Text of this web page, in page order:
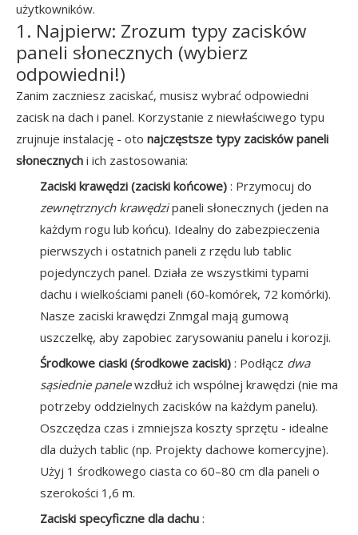
użytkowników.
1. Najpierw: Zrozum typy zacisków
paneli słonecznych (wybierz
odpowiedni!)
Zanim zaczniesz zaciskać, musisz wybrać odpowiedni
zacisk na dach i panel. Korzystanie z niewłaściwego typu
zrujnuje instalację - oto najczęstsze typy zacisków paneli
słonecznych i ich zastosowania:
Zaciski krawędzi (zaciski końcowe) : Przymocuj do
zewnętrznych krawędzipaneli słonecznych (jeden na
każdym rogu lub końcu). Idealny do zabezpieczenia
pierwszych i ostatnich paneli z rzędu lub tablic
pojedynczych panel. Działa ze wszystkimi typami
dachu i wielkościami paneli (60-komórek, 72 komórki).
Nasze zaciski krawędzi Znmgal mają gumową
uszczelkę, aby zapobiec zarysowaniu panelu i korozji.
Środkowe ciaski (środkowe zaciski) : Podłącz dwa
sąsiednie panelewzdłuż ich wspólnej krawędzi (nie ma
potrzeby oddzielnych zacisków na każdym panelu).
Oszczędza czas i zmniejsza koszty sprzętu - idealne
dla dużych tablic (np. Projekty dachowe komercyjne).
Użyj 1 środkowego ciasta co 60–80 cm dla paneli o
szerokości 1,6 m.
Zaciski specyficzne dla dachu :